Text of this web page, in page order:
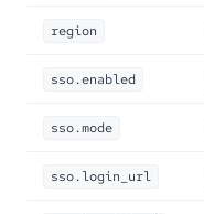
region
sso.enabled
sso.mode
sso.login_url